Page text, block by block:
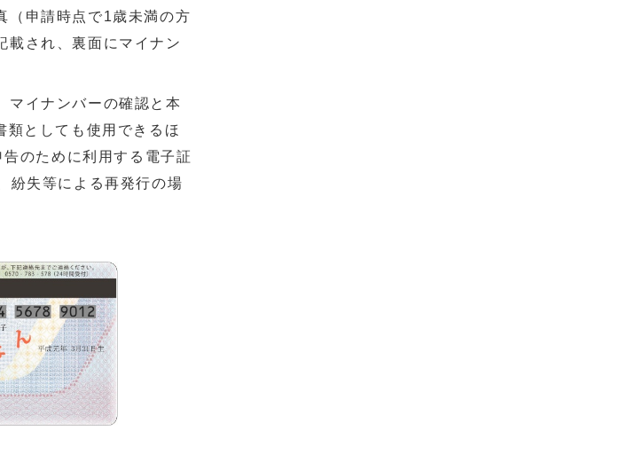
（申請時点で1歳未満の方
載され、裏面にマイナン
マイナンバーの確認と本
類としても使用できるほ
のために利用する電子証
紛失等による再発行の場